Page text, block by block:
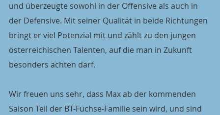
und überzeugte sowohl in der Offensive als auch in
der Defensive. Mit seiner Qualität in beide Richtungen
bringt er viel Potenzial mit und zählt zu den jungen
österreichischen Talenten, auf die man in Zukunft
besonders achten darf.
Wir freuen uns sehr, dass Max ab der kommenden
Saison Teil der BT-Füchse-Familie sein wird, und sind